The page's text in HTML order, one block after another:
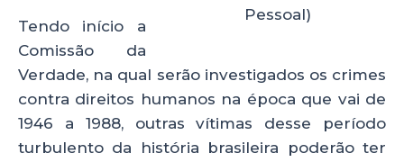
Pessoal)
Tendo início a
Comissão da
Verdade, na qual serão investigados os crimes
contra direitos humanos na época que vai de
1946 a 1988, outras vítimas desse período
turbulento da história brasileira poderão ter